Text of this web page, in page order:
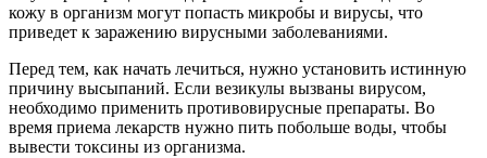
кожу в организм могут попасть микробы и вирусы, что
приведет к заражению вирусными заболеваниями.
Перед тем, как начать лечиться, нужно установить истинную
причину высыпаний. Если везикулы вызваны вирусом,
необходимо применить противовирусные препараты. Во
время приема лекарств нужно пить побольше воды, чтобы
вывести токсины из организма.